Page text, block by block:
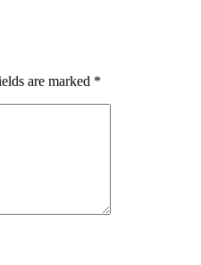
are marked *